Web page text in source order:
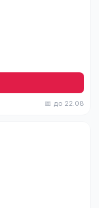
📅 до 22.08